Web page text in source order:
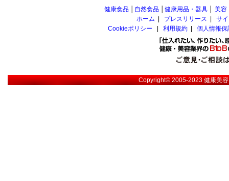
健康食品 自然食品 健康用品・器具 美容
ホーム
プレスリリース
サ
Cookieポリシー
利用規約 個人情報
Copyright© 2005-2023健康美